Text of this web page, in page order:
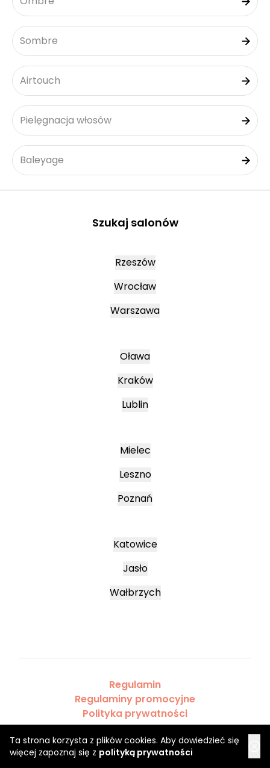
Ta strona korzysta z plików cookies. Aby dowiedzieć się
więcej zapoznaj się z polityką prywatności
Sombre
Airtouch
Pielęgnacja włosów
Baleyage
Szukaj salonów
Rzeszów
Wrocław
Warszawa
Oława
Kraków
Lublin
Mielec
Leszno
Poznań
Katowice
Jasło
Wałbrzych
Regulamin
Regulaminy promocyjne
Polityka prywatności